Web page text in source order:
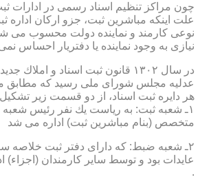
چون مراكز تنظیم اسناد رسمی در ادارات
علت اینكه مباشرین ثبت، جزو اركان اداره
نوعی كارمند و نماینده دولت محسوب می
نیازی به وجود نماینده یا دفتریار احساس
در سال ۱۳۰۲ قانون ثبت اسناد و
هر دایره ثبت اسناد، از دو قسمت زیر
۱ـ شعبه ثبت: به ریاست یك نفر رئیس
متخصص (بنام مباشرین ثبت) اداره می شد
۲ـ شعبه ضبط: كه دارای دفتر ثبت خلاصه
عایدات بود و توسط سایر كارمندان
.